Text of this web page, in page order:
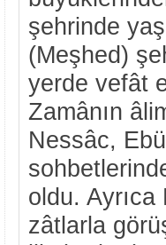
şehrinde
(Meşhed)
yerde vefât
Zamânın
Nessâc,
oldu.
zâtlarla